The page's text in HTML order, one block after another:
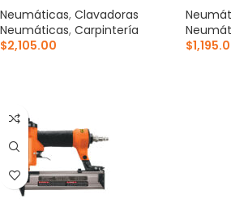
Neumáticas, Clavadoras
Neumáticas, Carpintería
$2,105.00
$